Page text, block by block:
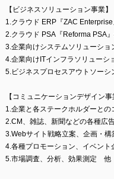
【ビジネスソリューション事業】
1.クラウド ERP『ZAC
2.クラウド PSA『Reforma PSA
3.企業向けシステムソリューショ
4.企業向けITインフラソリューシ
5.ビジネスプロセスアウトソー
【コミュニケーションデザイン事
1.企業と各ステークホルダーと
2.CM、雑誌、新聞などの各種広
3.Webサイト戦略立案、企画・構
4.各種プロモーション、イベント
5.市場調査、分析、効果測定 他